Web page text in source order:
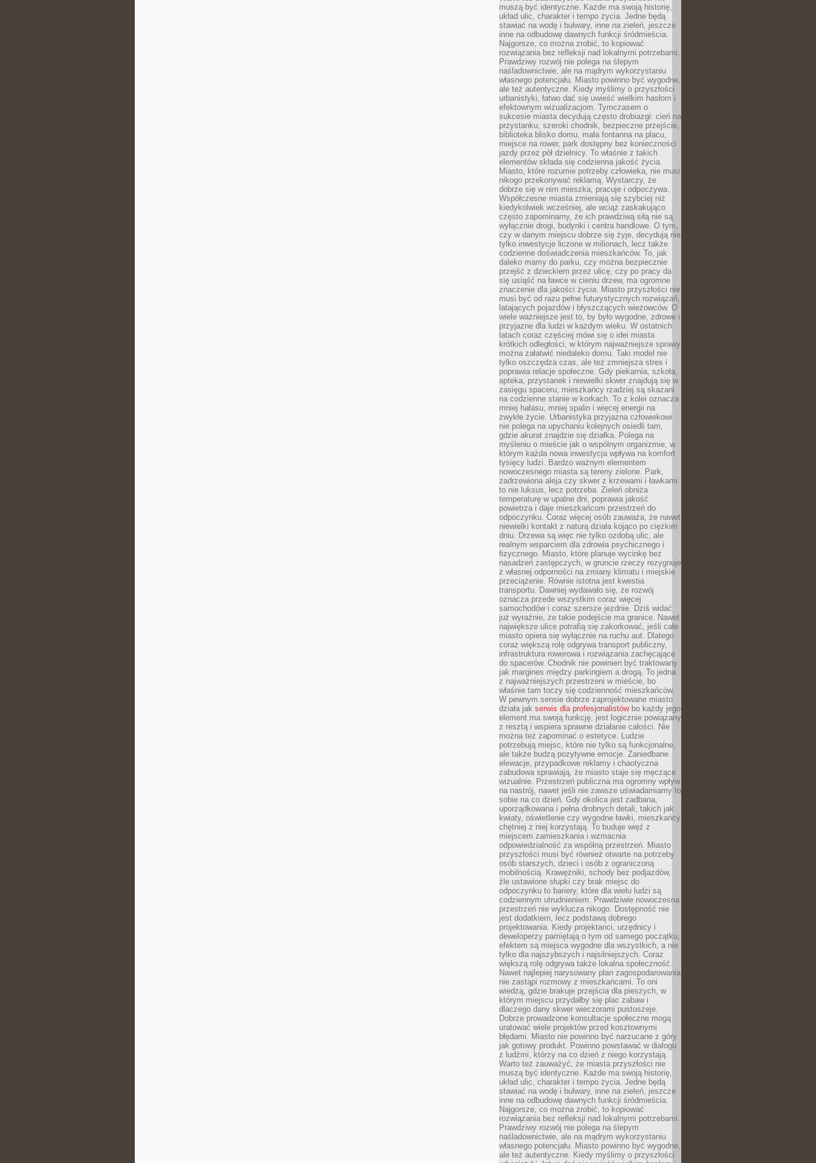
muszą być identyczne. Każde ma swoją historię,
układ ulic, charakter i tempo życia. Jedne będą
stawiać na wodę i bulwary, inne na zieleń, jeszcze
inne na odbudowę dawnych funkcji śródmieścia.
Najgorsze, co można zrobić, to kopiować
rozwiązania bez refleksji nad lokalnymi potrzebami.
Prawdziwy rozwój nie polega na ślepym
naśladownictwie, ale na mądrym wykorzystaniu
własnego potencjału. Miasto powinno być wygodne,
ale też autentyczne. Kiedy myślimy o przyszłości
urbanistyki, łatwo dać się uwieść wielkim hasłom i
efektownym wizualizacjom. Tymczasem o
sukcesie miasta decydują często drobiazgi: cień na
przystanku, szeroki chodnik, bezpieczne przejście,
biblioteka blisko domu, mała fontanna na placu,
miejsce na rower, park dostępny bez konieczności
jazdy przez pół dzielnicy. To właśnie z takich
elementów składa się codzienna jakość życia.
Miasto, które rozumie potrzeby człowieka, nie musi
nikogo przekonywać reklamą. Wystarczy, że
dobrze się w nim mieszka, pracuje i odpoczywa.
Współczesne miasta zmieniają się szybciej niż
kiedykolwiek wcześniej, ale wciąż zaskakująco
często zapominamy, że ich prawdziwą siłą nie są
wyłącznie drogi, budynki i centra handlowe. O tym,
czy w danym miejscu dobrze się żyje, decydują nie
tylko inwestycje liczone w milionach, lecz także
codzienne doświadczenia mieszkańców. To, jak
daleko mamy do parku, czy można bezpiecznie
przejść z dzieckiem przez ulicę, czy po pracy da
się usiąść na ławce w cieniu drzew, ma ogromne
znaczenie dla jakości życia. Miasto przyszłości nie
musi być od razu pełne futurystycznych rozwiązań,
latających pojazdów i błyszczących wieżowców. O
wiele ważniejsze jest to, by było wygodne, zdrowe i
przyjazne dla ludzi w każdym wieku. W ostatnich
latach coraz częściej mówi się o idei miasta
krótkich odległości, w którym najważniejsze sprawy
można załatwić niedaleko domu. Taki model nie
tylko oszczędza czas, ale też zmniejsza stres i
poprawia relacje społeczne. Gdy piekarnia, szkoła,
apteka, przystanek i niewielki skwer znajdują się w
zasięgu spaceru, mieszkańcy rzadziej są skazani
na codzienne stanie w korkach. To z kolei oznacza
mniej hałasu, mniej spalin i więcej energii na
zwykłe życie. Urbanistyka przyjazna człowiekowi
nie polega na upychaniu kolejnych osiedli tam,
gdzie akurat znajdzie się działka. Polega na
myśleniu o mieście jak o wspólnym organizmie, w
którym każda nowa inwestycja wpływa na komfort
tysięcy ludzi. Bardzo ważnym elementem
nowoczesnego miasta są tereny zielone. Park,
zadrzewiona aleja czy skwer z krzewami i ławkami
to nie luksus, lecz potrzeba. Zieleń obniża
temperaturę w upalne dni, poprawia jakość
powietrza i daje mieszkańcom przestrzeń do
odpoczynku. Coraz więcej osób zauważa, że nawet
niewielki kontakt z naturą działa kojąco po ciężkim
dniu. Drzewa są więc nie tylko ozdobą ulic, ale
realnym wsparciem dla zdrowia psychicznego i
fizycznego. Miasto, które planuje wycinkę bez
nasadzeń zastępczych, w gruncie rzeczy rezygnuje
z własnej odporności na zmiany klimatu i miejskie
przeciążenie. Równie istotna jest kwestia
transportu. Dawniej wydawało się, że rozwój
oznacza przede wszystkim coraz więcej
samochodów i coraz szersze jezdnie. Dziś widać
już wyraźnie, że takie podejście ma granice. Nawet
największe ulice potrafią się zakorkować, jeśli całe
miasto opiera się wyłącznie na ruchu aut. Dlatego
coraz większą rolę odgrywa transport publiczny,
infrastruktura rowerowa i rozwiązania zachęcające
do spacerów. Chodnik nie powinien być traktowany
jak margines między parkingiem a drogą. To jedna
z najważniejszych przestrzeni w mieście, bo
właśnie tam toczy się codzienność mieszkańców.
W pewnym sensie dobrze zaprojektowane miasto
działa jak serwis dla profesjonalistówbo każdy jego
element ma swoją funkcję, jest logicznie powiązany
z resztą i wspiera sprawne działanie całości. Nie
można też zapominać o estetyce. Ludzie
potrzebują miejsc, które nie tylko są funkcjonalne,
ale także budzą pozytywne emocje. Zaniedbane
elewacje, przypadkowe reklamy i chaotyczna
zabudowa sprawiają, że miasto staje się męczące
wizualnie. Przestrzeń publiczna ma ogromny wpływ
na nastrój, nawet jeśli nie zawsze uświadamiamy to
sobie na co dzień. Gdy okolica jest zadbana,
uporządkowana i pełna drobnych detali, takich jak
kwiaty, oświetlenie czy wygodne ławki, mieszkańcy
chętniej z niej korzystają. To buduje więź z
miejscem zamieszkania i wzmacnia
odpowiedzialność za wspólną przestrzeń. Miasto
przyszłości musi być również otwarte na potrzeby
osób starszych, dzieci i osób z ograniczoną
mobilnością. Krawężniki, schody bez podjazdów,
źle ustawione słupki czy brak miejsc do
odpoczynku to bariery, które dla wielu ludzi są
codziennym utrudnieniem. Prawdziwie nowoczesna
przestrzeń nie wyklucza nikogo. Dostępność nie
jest dodatkiem, lecz podstawą dobrego
projektowania. Kiedy projektanci, urzędnicy i
deweloperzy pamiętają o tym od samego początku,
efektem są miejsca wygodne dla wszystkich, a nie
tylko dla najszybszych i najsilniejszych. Coraz
większą rolę odgrywa także lokalna społeczność.
Nawet najlepiej narysowany plan zagospodarowania
nie zastąpi rozmowy z mieszkańcami. To oni
wiedzą, gdzie brakuje przejścia dla pieszych, w
którym miejscu przydałby się plac zabaw i
dlaczego dany skwer wieczorami pustoszeje.
Dobrze prowadzone konsultacje społeczne mogą
uratować wiele projektów przed kosztownymi
błędami. Miasto nie powinno być narzucane z góry
jak gotowy produkt. Powinno powstawać w dialogu
z ludźmi, którzy na co dzień z niego korzystają.
Warto też zauważyć, że miasta przyszłości nie
muszą być identyczne. Każde ma swoją historię,
układ ulic, charakter i tempo życia. Jedne będą
stawiać na wodę i bulwary, inne na zieleń, jeszcze
inne na odbudowę dawnych funkcji śródmieścia.
Najgorsze, co można zrobić, to kopiować
rozwiązania bez refleksji nad lokalnymi potrzebami.
Prawdziwy rozwój nie polega na ślepym
naśladownictwie, ale na mądrym wykorzystaniu
własnego potencjału. Miasto powinno być wygodne,
ale też autentyczne. Kiedy myślimy o przyszłości